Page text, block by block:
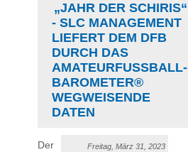
„JAHR DER SCHIRIS“
- SLC MANAGEMENT
LIEFERT DEM DFB
DURCH DAS
AMATEURFUSSBALL-B
AROMETER® W
EGWEISENDE D
ATEN
Freitag, März 31, 2023
Der